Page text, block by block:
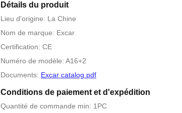
Détails du produit
Lieu d'origine: La Chine
Nom de marque: Excar
Certification: CE
Numéro de modèle: A16+2
Documents: Excar catalog.pdf
Conditions de paiement et d'expédition
Quantité de commande min: 1PC